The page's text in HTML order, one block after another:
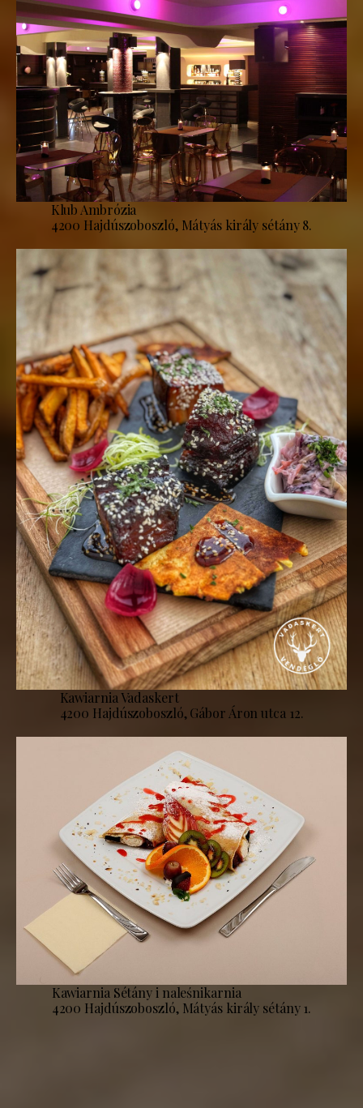
Klub Ambrózia
4200 Hajdúszoboszló, Mátyás király sétány 8.
Kawiarnia Vadaskert
4200 Hajdúszoboszló, Gábor Áron utca 12.
Kawiarnia Sétány i naleśnikarnia
4200 Hajdúszoboszló, Mátyás király sétány 1.